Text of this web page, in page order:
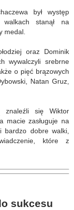
był występ
stanął na
medal.
oraz Dominik
wywalczyli srebrne
o pięć brązowych
Natan Gruz,
znaleźli się Wiktor
macie zasługuje na
bardzo dobre walki,
które z
sukcesu